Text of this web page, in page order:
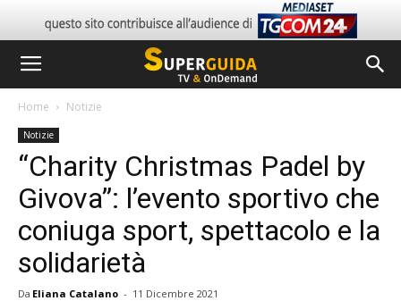
Home Notizie
Notizie
“Charity Christmas Padel by
Givova”: l’evento sportivo che
coniuga sport, spettacolo e la
solidarietà
Da Eliana Catalano - 11 Dicembre 2021